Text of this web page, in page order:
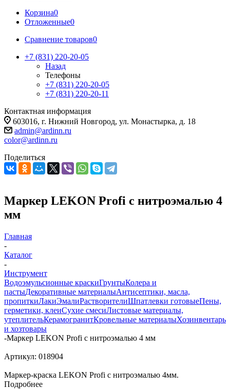
Корзина0
Отложенные0
Сравнение товаров0
+7 (831) 220-20-05
Назад
Телефоны
+7 (831) 220-20-05
+7 (831) 220-20-11
Контактная информация
603016, г. Нижний Новгород, ул. Монастырка, д. 18
admin@ardinn.ru
color@ardinn.ru
Поделиться
Маркер LEKON Profi с нитроэмалью 4
мм
Главная
-
Каталог
-
Инструмент
Водоэмульсионные краскиГрунтыКолера и
пастыДекоративные материалыАнтисептики, масла,
пропиткиЛакиЭмалиРастворителиШпатлевки готовыеПены,
герметики, клеиСухие смесиЛистовые материалы,
утеплительКерамогранитКровельные материалыХозинвентарь
и хозтовары
-Маркер LEKON Profi с нитроэмалью 4 мм
Артикул: 018904
Маркер-краска LEKON Profi с нитроэмалью 4мм.
Подробнее